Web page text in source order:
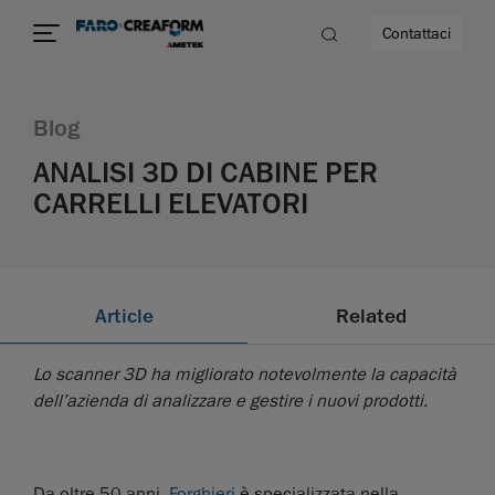
Contattaci
Blog
ANALISI 3D DI CABINE PER
CARRELLI ELEVATORI
Article Related
Lo scanner 3D ha migliorato notevolmente la capacità
dell’azienda di analizzare e gestire i nuovi prodotti.